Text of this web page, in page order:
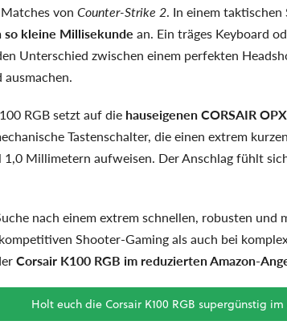
von Counter-Strike 2. In einem
so kleine Millisekunde an. Ein träges Keyboard
Unterschied zwischen einem perfekten
RGB setzt auf die hauseigenen CORSAIR
Tastenschalter, die einen extrem
1,0 Millimetern aufweisen. Der Anschlag fühlt
nach einem extrem schnellen, robusten und
Shooter-Gaming als auch bei
Corsair K100 RGB im reduzierten Amazon-
Holt euch die Corsair K100 RGB supergünstig